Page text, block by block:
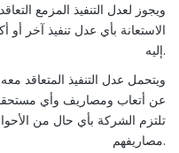
ويجوز لعدل التنفيذ المزمع
الاستعانة بأي عدل تنفيذ آخر أو
إليه.
ويتحمل عدل التنفيذ المتعاقد
عن أتعاب ومصاريف وأي
تلتزم الشركة بأي حال من
مصاريفهم.